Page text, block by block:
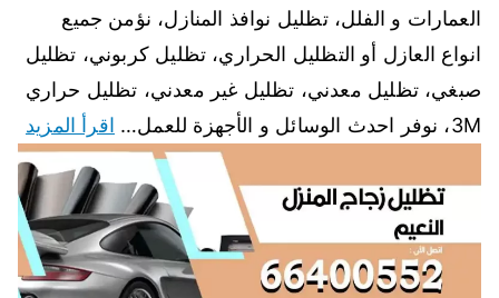
العمارات و الفلل، تظليل نوافذ المنازل، نؤمن جميع
انواع العازل أو التظليل الحراري، تظليل كربوني، تظليل
صبغي، تظليل معدني، تظليل غير معدني، تظليل حراري
3M، نوفر احدث الوسائل و الأجهزة للعمل…
اقرأ المزيد